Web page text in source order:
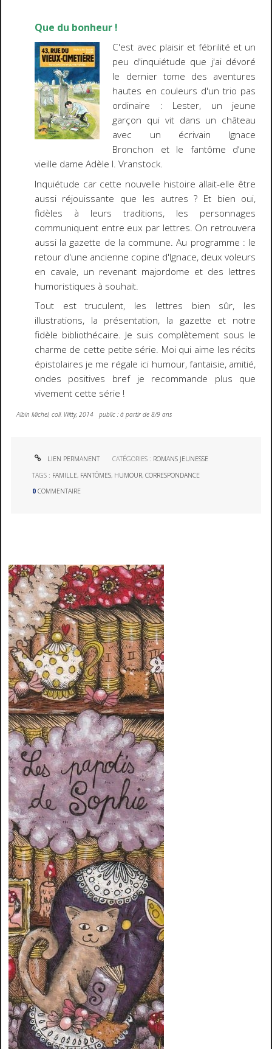
Que du bonheur !
C'est avec plaisir et fébrilité et un
peu d'inquiétude que j'ai dévoré
le dernier tome des aventures
hautes en couleurs d'un trio pas
ordinaire : Lester, un jeune
garçon qui vit dans un château
avec un écrivain Ignace
Bronchon et le fantôme d’une
vieille dame Adèle I. Vranstock.
Inquiétude car cette nouvelle histoire allait-elle être
aussi réjouissante que les autres ? Et bien oui,
fidèles à leurs traditions, les personnages
communiquent entre eux par lettres. On retrouvera
aussi la gazette de la commune. Au programme : le
retour d'une ancienne copine d'Ignace, deux voleurs
en cavale, un revenant majordome et des lettres
humoristiques à souhait.
Tout est truculent, les lettres bien sûr, les
illustrations, la présentation, la gazette et notre
fidèle bibliothécaire. Je suis complètement sous le
charme de cette petite série. Moi qui aime les récits
épistolaires je me régale ici humour, fantaisie, amitié,
ondes positives bref je recommande plus que
vivement cette série !
Albin Michel, coll. Witty, 2014 public : à partir de 8/9 ans
LIEN PERMANENT CATÉGORIES : ROMANS JEUNESSE
TAGS : FAMILLE, FANTÔMES, HUMOUR,CORRESPONDANCE
0 COMMENTAIRE